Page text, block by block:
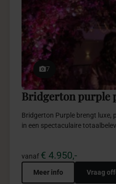
7
Bridgerton purple
Bridgerton Purple brengt luxe,
in een spectaculaire
vanaf € 4.950,-
Meer info Vraag